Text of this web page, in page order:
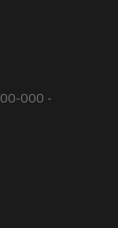
000 -